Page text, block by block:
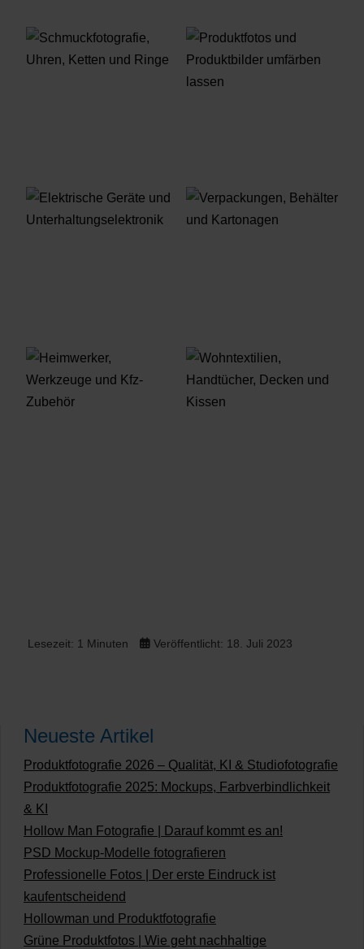
Lesezeit: 1 Minuten Veröffentlicht: 18. Juli 2023
Neueste Artikel
Produktfotografie 2026 – Qualität, KI & Studiofotografie
Produktfotografie 2025: Mockups, Farbverbindlichkeit
& KI
Hollow Man Fotografie | Darauf kommt es an!
PSD Mockup-Modelle fotografieren
Professionelle Fotos | Der erste Eindruck ist
kaufentscheidend
Hollowman und Produktfotografie
Grüne Produktfotos | Wie geht nachhaltige